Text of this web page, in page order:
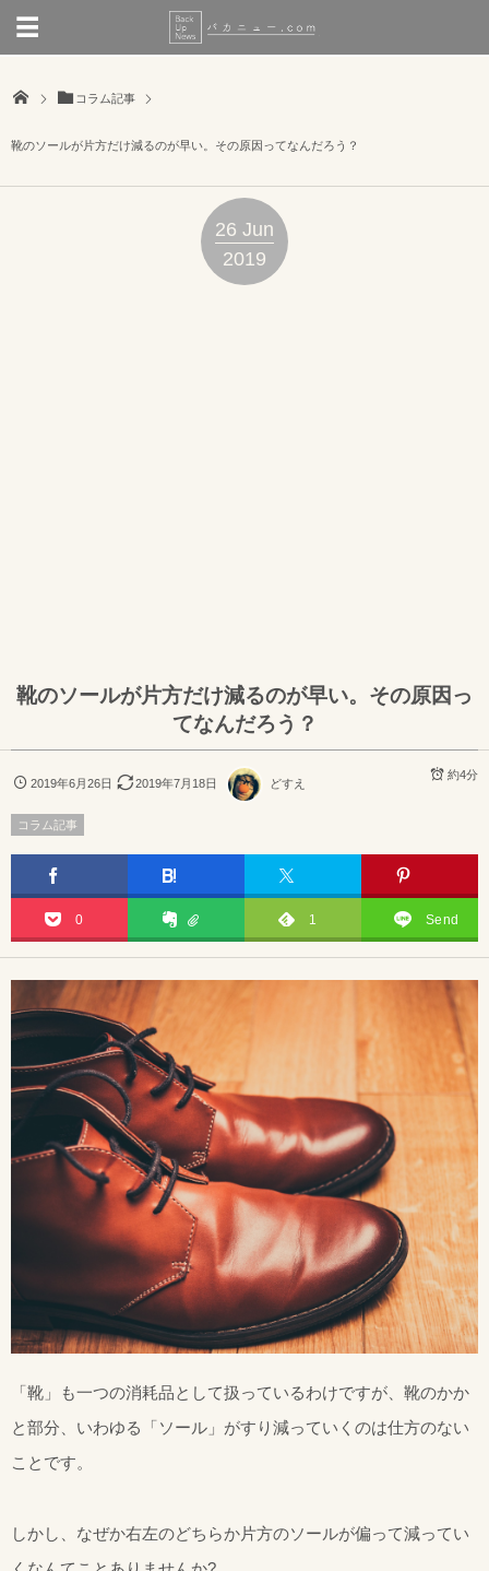
コラム記事
靴のソールが片方だけ減るのが早い。その原因ってなんだろう？
26 Jun
2019
靴のソールが片方だけ減るのが早い。その原因っ
てなんだろう？
2019年6月26日 2019年7月18日 どすえ
約4分
コラム記事
0 1 Send
「靴」も一つの消耗品として扱っているわけですが、靴のかか
と部分、いわゆる「ソール」がすり減っていくのは仕方のない
ことです。
しかし、なぜか右左のどちらか片方のソールが偏って減ってい